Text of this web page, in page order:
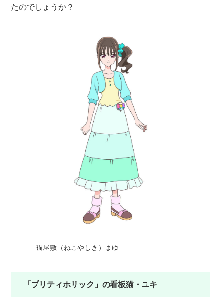
たのでしょうか？
猫屋敷（ねこやしき）まゆ
「プリティホリック」の看板猫・ユキ